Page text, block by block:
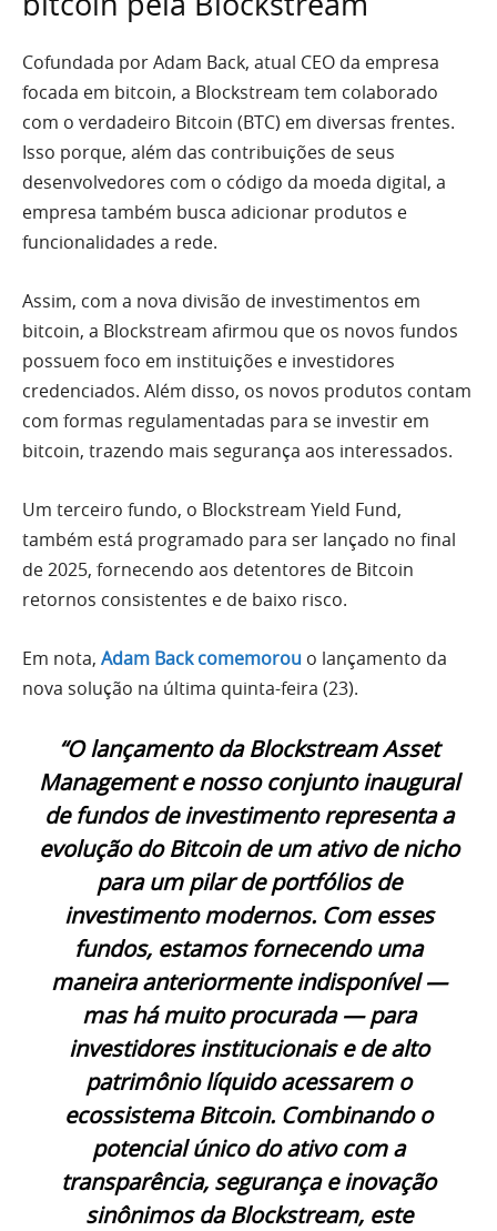
Cofundada por Adam Back, atual CEO da empresa
focada em bitcoin, a Blockstream tem colaborado
com o verdadeiro Bitcoin (BTC) em diversas frentes.
Isso porque, além das contribuições de seus
desenvolvedores com o código da moeda digital, a
empresa também busca adicionar produtos e
funcionalidades a rede.
Assim, com a nova divisão de investimentos em
bitcoin, a Blockstream afirmou que os novos fundos
possuem foco em instituições e investidores
credenciados. Além disso, os novos produtos contam
com formas regulamentadas para se investir em
bitcoin, trazendo mais segurança aos interessados.
Um terceiro fundo, o Blockstream Yield Fund,
também está programado para ser lançado no final
de 2025, fornecendo aos detentores de Bitcoin
retornos consistentes e de baixo risco.
Em nota, Adam Back comemorou o lançamento da
nova solução na última quinta-feira (23).
“O lançamento da Blockstream Asset
Management e nosso conjunto inaugural
de fundos de investimento representa a
evolução do Bitcoin de um ativo de nicho
para um pilar de portfólios de
investimento modernos. Com esses
fundos, estamos fornecendo uma
maneira anteriormente indisponível —
mas há muito procurada — para
investidores institucionais e de alto
patrimônio líquido acessarem o
ecossistema Bitcoin. Combinando o
potencial único do ativo com a
transparência, segurança e inovação
sinônimos da Blockstream, este